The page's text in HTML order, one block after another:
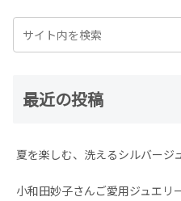
最近の投稿
夏を楽しむ、洗えるシルバージ
小和田妙子さんご愛用ジュエ